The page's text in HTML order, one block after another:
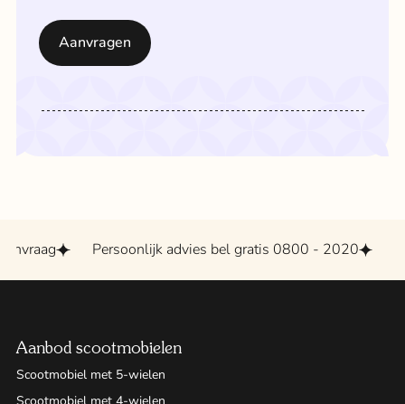
Persoonlijk advies bel gratis 0800 - 2020
Aanbod scootmobielen
Scootmobiel met 5-wielen
Scootmobiel met 4-wielen